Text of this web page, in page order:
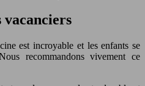
vacanciers
est incroyable et les enfants se
recommandons vivement ce